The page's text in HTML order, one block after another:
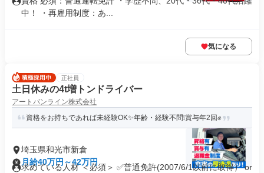
中！ ・再雇用制度：あ...
気になる
正社員
土日休みの4t増トンドライバー
アートバンライン株式会社
資格をお持ちであれば未経験OK✨年齢・経験不問❕賞与年2回✊
埼玉県和光市新倉
月給40万円～42万円
求めている人材 ＜必須＞ ✅普通免許(2007/6/1以前に取得） or